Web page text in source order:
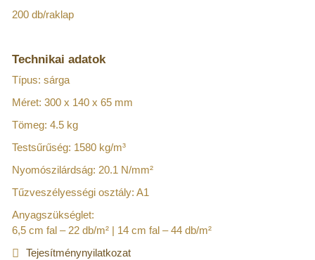
200 db/raklap
Technikai adatok
Típus: sárga
Méret: 300 x 140 x 65 mm
Tömeg: 4.5 kg
Testsűrűség: 1580 kg/m³
Nyomószilárdság: 20.1 N/mm²
Tűzveszélyességi osztály: A1
Anyagszükséglet:
6,5 cm fal – 22 db/m² | 14 cm fal – 44 db/m²
Tejesítménynyilatkozat